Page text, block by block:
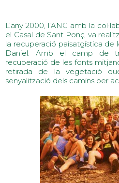
L’any 2000, l’ANG amb la
el Casal de Sant Ponç, va
la recuperació paisatgística de
Daniel. Amb el camp de
recuperació de les fonts
retirada de la vegetació
senyalització dels camins per